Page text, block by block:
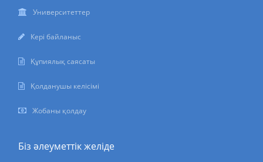
Университеттер
Кері байланыс
Құпиялық саясаты
Қолданушы келісімі
Жобаны қолдау
Біз әлеуметтік желіде